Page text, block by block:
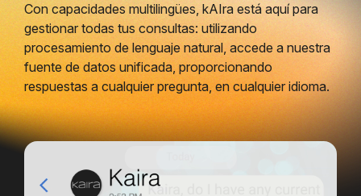
Con capacidades multilingües, kAIra está aquí para
gestionar todas tus consultas: utilizando
procesamiento de lenguaje natural, accede a nuestra
fuente de datos unificada, proporcionando
respuestas a cualquier pregunta, en cualquier idioma.